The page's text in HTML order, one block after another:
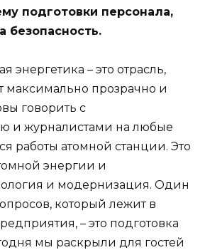
подготовки персонала,
безопасность.
энергетика – это отрасль,
максимально прозрачно и
говорить с
и журналистами на любые
работы атомной станции. Это
энергии и
и модернизация. Один
который лежит в
– это подготовка
мы раскрыли для гостей